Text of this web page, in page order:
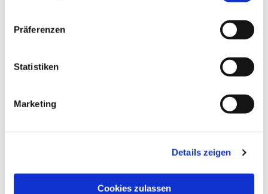
Präferenzen
Statistiken
Marketing
Details zeigen
Cookies zulassen